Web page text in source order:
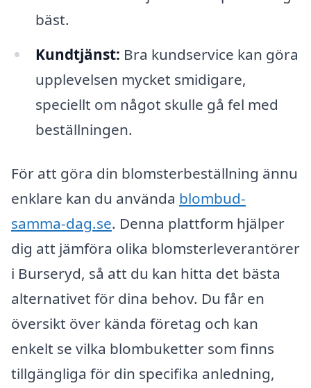
bäst.
Kundtjänst: Bra kundservice kan göra
upplevelsen mycket smidigare,
speciellt om något skulle gå fel med
beställningen.
För att göra din blomsterbeställning ännu
enklare kan du använda blombud-
samma-dag.se. Denna plattform hjälper
dig att jämföra olika blomsterleverantörer
i Burseryd, så att du kan hitta det bästa
alternativet för dina behov. Du får en
översikt över kända företag och kan
enkelt se vilka blombuketter som finns
tillgängliga för din specifika anledning,